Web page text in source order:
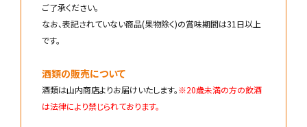
ご了承ください。
なお、表記されていない商品(果物除く)の賞味期間は31日以上
です。
酒類の販売について
酒類は山内商店よりお届けいたします。※20歳未満の方の飲酒
は法律により禁じられております。